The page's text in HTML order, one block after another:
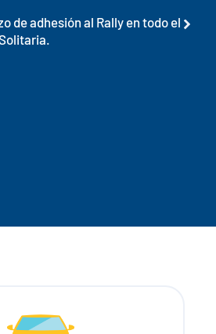
de adhesión al Rally en todo el